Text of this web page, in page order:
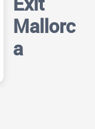
Mallorc
a